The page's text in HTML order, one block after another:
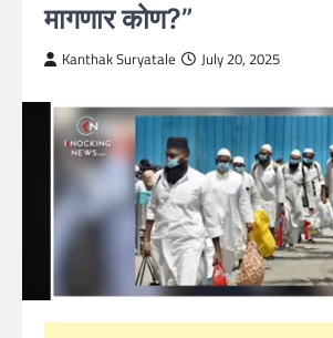
मागणार कोण?”
Kanthak Suryatale July 20, 2025